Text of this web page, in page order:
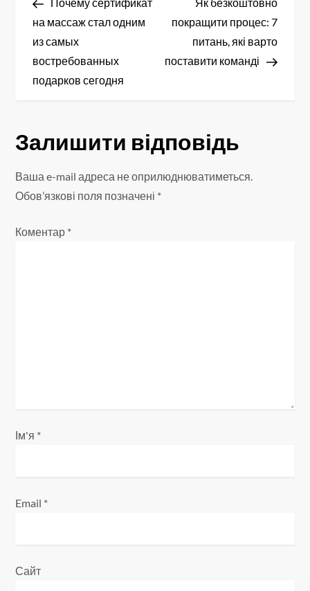
а
в
і
а
ц
і
я
в
на массаж стал одним
из самых
востребованных
подарков сегодня
покращити процес: 7
питань, які варто
поставити команді
Залишити відповідь
Ваша e-mail адреса не оприлюднюватиметься.
Обов’язкові поля позначені *
Коментар *
Ім'я *
Email *
Сайт